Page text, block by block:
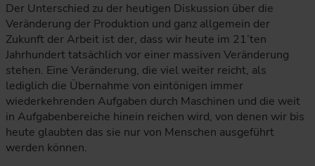
Der Unterschied zu der heutigen Diskussion über die
Veränderung der Produktion und ganz allgemein der
Zukunft der Arbeit ist der, dass wir heute im 21’ten
Jahrhundert tatsächlich vor einer massiven Veränderung
stehen. Eine Veränderung, die viel weiter reicht, als
lediglich die Übernahme von eintönigen immer
wiederkehrenden Aufgaben durch Maschinen und die weit
in Aufgabenbereiche hinein reichen wird, von denen wir bis
heute glaubten das sie nur von Menschen ausgeführt
werden können.